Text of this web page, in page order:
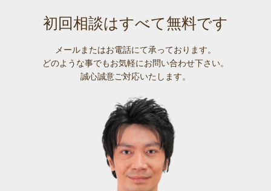
初回相談はすべて無料です
メールまたはお電話にて承っております。
どのような事でもお気軽にお問い合わせ下さい。
誠心誠意ご対応いたします。